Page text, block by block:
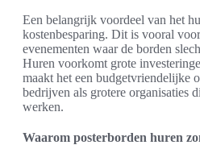
Een belangrijk voordeel van het
kostenbesparing. Dit is vooral
evenementen waar de borden
Huren voorkomt grote
maakt het een budgetvriendelijke
bedrijven als grotere organisaties
werken.
Waarom posterborden huren